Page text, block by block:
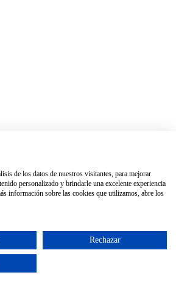
de los datos de nuestros visitantes, para mejorar
personalizado y brindarle una excelente experiencia
información sobre las cookies que utilizamos, abre los
Rechazar